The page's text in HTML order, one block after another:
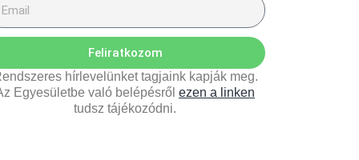
Feliratkozom
hírlevelünket tagjaink kapják meg.
Egyesületbe való belépésről ezen a linken
tudsz tájékozódni.